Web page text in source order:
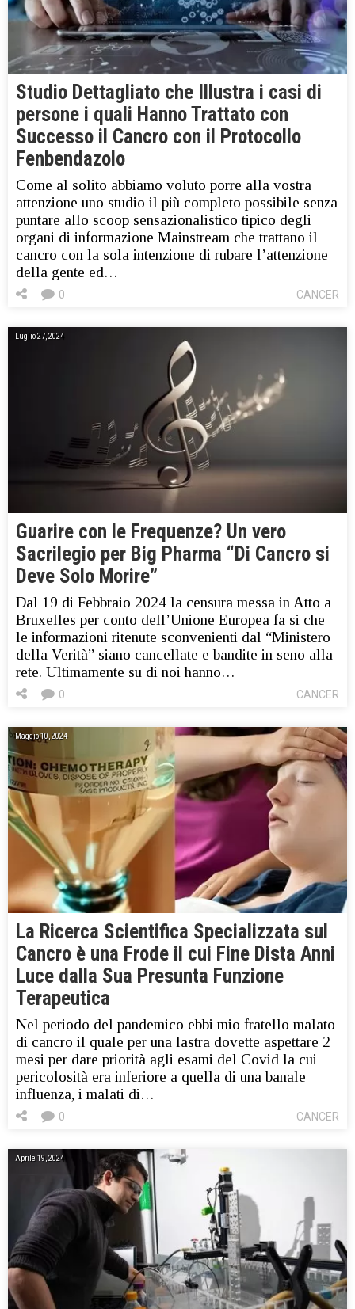
Studio Dettagliato che Illustra i casi di
persone i quali Hanno Trattato con
Successo il Cancro con il Protocollo
Fenbendazolo
Come al solito abbiamo voluto porre alla vostra
attenzione uno studio il più completo possibile senza
puntare allo scoop sensazionalistico tipico degli
organi di informazione Mainstream che trattano il
cancro con la sola intenzione di rubare l’attenzione
della gente ed…
CANCER
0
Luglio 27, 2024
Guarire con le Frequenze? Un vero
Sacrilegio per Big Pharma “Di Cancro si
Deve Solo Morire”
Dal 19 di Febbraio 2024 la censura messa in Atto a
Bruxelles per conto dell’Unione Europea fa si che
le informazioni ritenute sconvenienti dal “Ministero
della Verità” siano cancellate e bandite in seno alla
rete. Ultimamente su di noi hanno…
CANCER
0
Maggio 10, 2024
La Ricerca Scientifica Specializzata sul
Cancro è una Frode il cui Fine Dista Anni
Luce dalla Sua Presunta Funzione
Terapeutica
Nel periodo del pandemico ebbi mio fratello malato
di cancro il quale per una lastra dovette aspettare 2
mesi per dare priorità agli esami del Covid la cui
pericolosità era inferiore a quella di una banale
influenza, i malati di…
CANCER
0
Aprile 19, 2024